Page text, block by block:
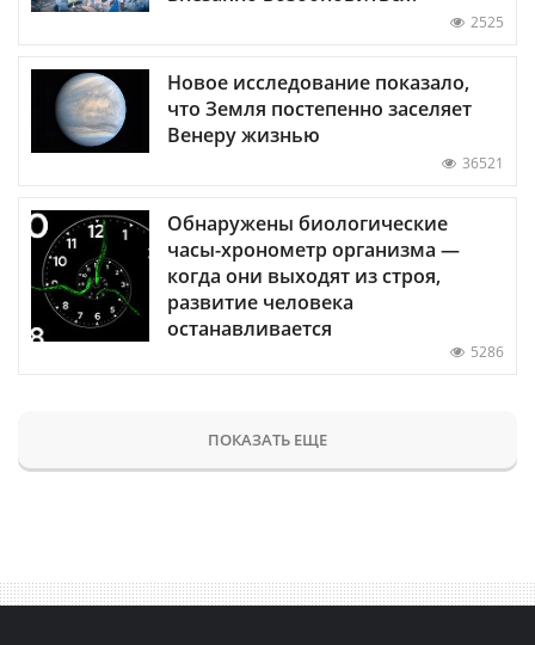
2525
Новое исследование показало,
что Земля постепенно заселяет
Венеру жизнью
36521
Обнаружены биологические
часы-хронометр организма —
когда они выходят из строя,
развитие человека
останавливается
5286
ПОКАЗАТЬ ЕЩЕ